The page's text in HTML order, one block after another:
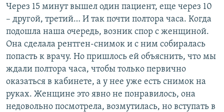
Через 15 минут вышел один пациент, еще через 10
– другой, третий… И так почти полтора часа. Когда
подошла наша очередь, возник спор с женщиной.
Она сделала рентген-снимок и с ним собиралась
попасть к врачу. Но пришлось ей объяснить, что мы
ждали полтора часа, чтобы только первично
оказаться в кабинете, а у нее уже есть снимок на
руках. Женщине это явно не понравилось, она
недовольно посмотрела, возмутилась, но вступать в